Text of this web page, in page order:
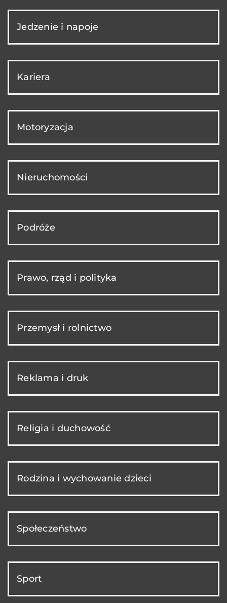
Jedzenie i napoje
Kariera
Motoryzacja
Nieruchomości
Podróże
Prawo, rząd i polityka
Przemysł i rolnictwo
Reklama i druk
Religia i duchowość
Rodzina i wychowanie dzieci
Społeczeństwo
Sport